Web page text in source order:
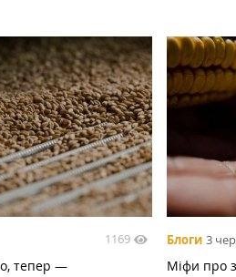
1169
тепер —
Блоги 3
Міфи про